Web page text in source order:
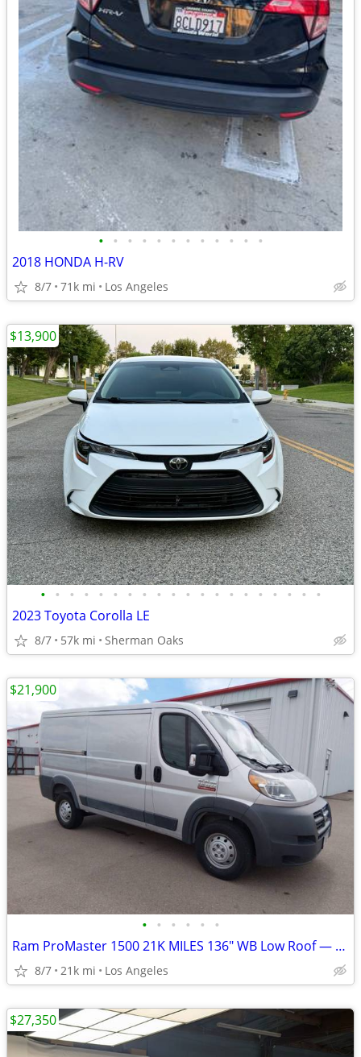
• • • • • • • • • • • •
2018 HONDA H-RV
8/7 71k mi Los Angeles
• • • • • • • • • • • • • • • • • • • •
2023 Toyota Corolla LE
8/7 57k mi Sherman Oaks
$13,900
• • • • • •
Ram ProMaster 1500 21K MILES 136" WB Low Roof — Clean Title
8/7 21k mi Los Angeles
$21,900
$27,350